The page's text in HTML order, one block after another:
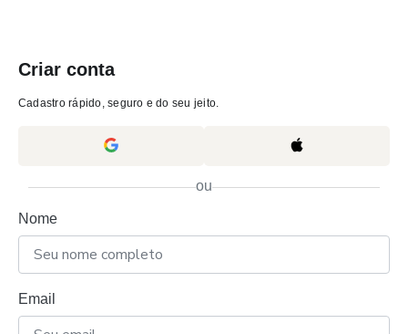
Criar conta
Cadastro rápido, seguro e do seu jeito.
ou
Nome
Email